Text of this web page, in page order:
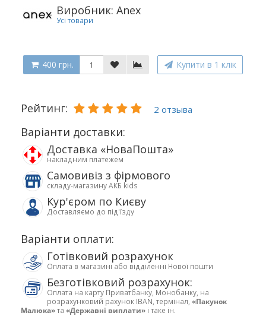
Виробник: Anex
Усі товари
400 грн. Купити в 1 клік
Рейтинг: 2 отзыва
Варіанти доставки:
Доставка «НоваПошта»
накладним платежем
Самовивіз з фірмового
складу-магазину АКБ kids
Кур'єром по Києву
Доставляємо до під'їзду
Варіанти оплати:
Готівковий розрахунок
Оплата в магазині або відділенні Нової пошти
Безготівковий розрахунок:
Оплата на карту Приватбанку, Монобанку, на
розрахунковий рахунок IBAN, термінал, «Пакунок
Малюка»та «Державні виплати» і таке ін.